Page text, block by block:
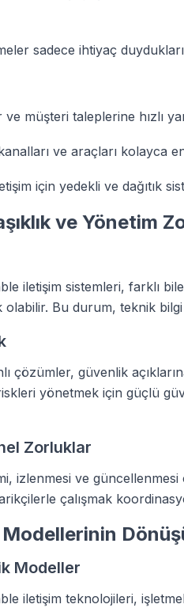
sadece ihtiyaç
ve müşteri taleplerine hızlı
ve araçları kolayca
için yedekli ve dağıtık
ve Yönetim
iletişim sistemleri, farklı
olabilir. Bu durum, teknik
çözümler, güvenlik
yönetmek için güçlü
Zorluklar
izlenmesi ve
çalışmak
Modeller
iletişim teknolojileri,